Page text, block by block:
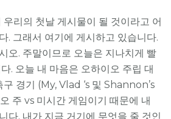
리의 첫날 게시물이 될 것이라고 어
. 그래서 여기에 게시하고 있습니다.
오. 주말이므로 오늘은 지나치게 빨
. 오늘 내 마음은 오하이오 주립 대
경기 (My, Vlad ‘s 및 Shannon’s
주 vs 미시간 게임이기 때문에 내
다. 내가 지금 거기에 무엇을 줄 것인